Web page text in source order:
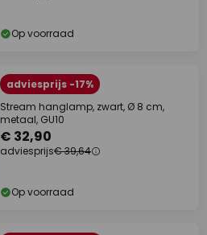
Op voorraad
adviesprijs -17%
Stream hanglamp, zwart, Ø 8 cm,
metaal, GU10
€ 32,90
adviesprijs€ 39,64
Op voorraad